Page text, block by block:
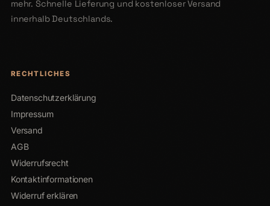
mehr. Schnelle Lieferung und kostenloser Versand
innerhalb Deutschlands.
RECHTLICHES
Datenschutzerklärung
Impressum
Versand
AGB
Widerrufsrecht
Kontaktinformationen
Widerruf erklären